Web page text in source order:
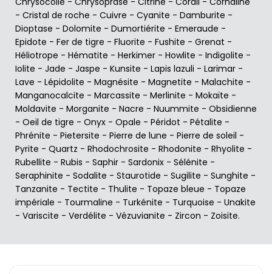
- Cristal de roche - Cuivre - Cyanite - Damburite -
Dioptase - Dolomite - Dumortiérite - Emeraude -
Epidote - Fer de tigre - Fluorite - Fushite - Grenat -
Héliotrope - Hématite - Herkimer - Howlite - Indigolite -
Iolite - Jade - Jaspe - Kunsite - Lapis lazuli - Larimar -
Lave - Lépidolite - Magnésite - Magnetite - Malachite -
Manganocalcite - Marcassite - Merlinite - Mokaïte -
Moldavite - Morganite - Nacre - Nuummite - Obsidienne
- Oeil de tigre - Onyx - Opale - Péridot - Pétalite -
Phrénite - Pietersite - Pierre de lune - Pierre de soleil -
Pyrite - Quartz - Rhodochrosite - Rhodonite - Rhyolite -
Rubellite - Rubis - Saphir - Sardonix - Sélénite -
Seraphinite - Sodalite - Staurotide - Sugilite - Sunghite -
Tanzanite - Tectite - Thulite - Topaze bleue - Topaze
impériale - Tourmaline - Turkénite - Turquoise - Unakite
- Variscite - Verdélite - Vézuvianite - Zircon - Zoisite.